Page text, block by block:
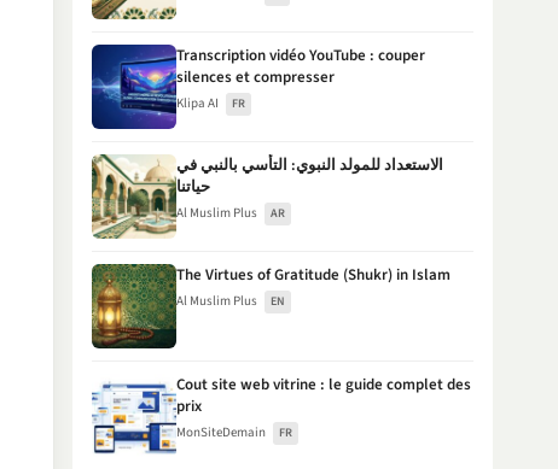
Transcription vidéo YouTube : couper
silences et compresser
Klipa AI FR
الاستعداد للمولد النبوي: التأسي بالنبي في
حياتنا
Al Muslim Plus AR
The Virtues of Gratitude (Shukr) in Islam
Al Muslim Plus EN
Cout site web vitrine : le guide complet des
prix
MonSiteDemain FR